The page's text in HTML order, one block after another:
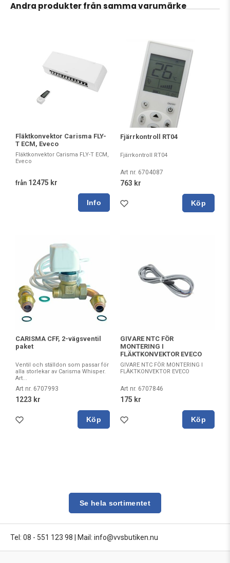
Andra produkter från samma varumärke
Fläktkonvektor Carisma FLY-
T ECM, Eveco
Fläktkonvektor Carisma FLY-T ECM,
Eveco
från 12475 kr
Fjärrkontroll RT04
Fjärrkontroll RT04
Art nr. 6704087
763 kr
Köp
CARISMA CFF, 2-vägsventil
paket
Ventil och ställdon som passar för
alla storlekar av Carisma Whisper.
Art...
Art nr. 6707993
1223 kr
Köp
GIVARE NTC FÖR
MONTERING I
FLÄKTKONVEKTOR EVECO
GIVARE NTC FÖR MONTERING I
FLÄKTKONVEKTOR EVECO
Art nr. 6707846
175 kr
Köp
Se hela sortimentet
Tel: 08 - 551 123 98 Mail: info@vvsbutiken.nu